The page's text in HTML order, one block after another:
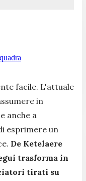
facile. L'attuale
in
anche a
esprimere un
De Ketelaere
trasforma in
tirati su